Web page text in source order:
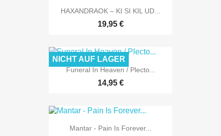
HAXANDRAOK – KI SI KIL UD...
19,95 €
Funeral In Heaven / Plecto...
14,95 €
NICHT AUF LAGER
Mantar - Pain Is Forever...